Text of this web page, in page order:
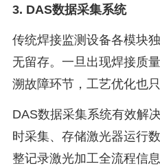
3. DAS数据采集系统
传统焊接监测设备各模块
无留存。一旦出现焊接质
溯故障环节，工艺优化也
DAS数据采集系统有效解
时采集、存储激光器运行
整记录激光加工全流程信